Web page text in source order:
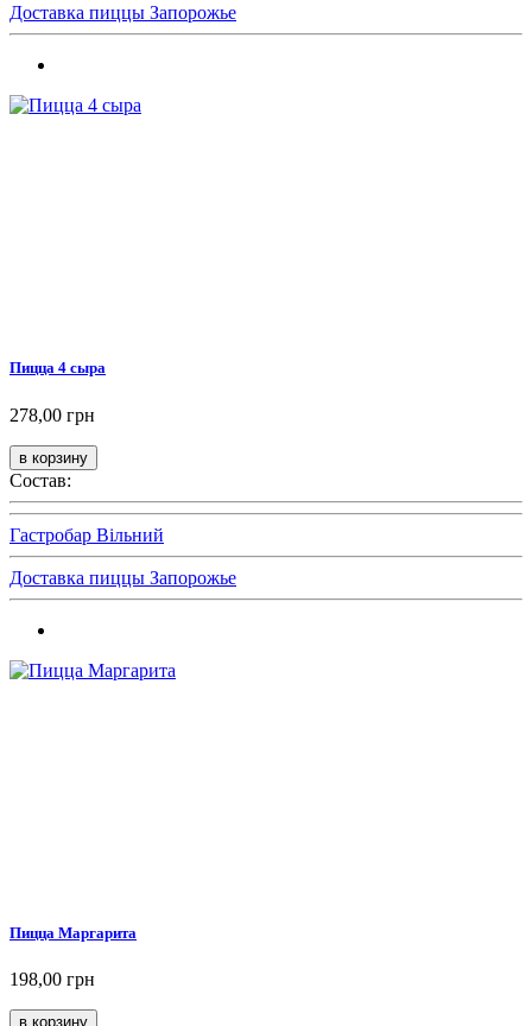
Доставка пиццы Запорожье
Пицца 4 сыра
278,00 грн
Состав:
Гастробар Вільний
Доставка пиццы Запорожье
Пицца Маргарита
198,00 грн